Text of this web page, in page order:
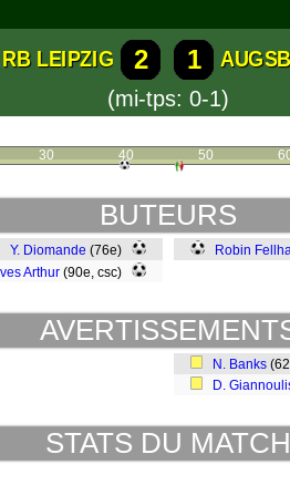
RB LEIPZIG 2 1
(mi-tps: 0-1)
30 40 50
BUTEURS
Y. Diomande (76e)
Arthur (90e, csc)
Robin
N. Banks
D.
STATS DU MATCH